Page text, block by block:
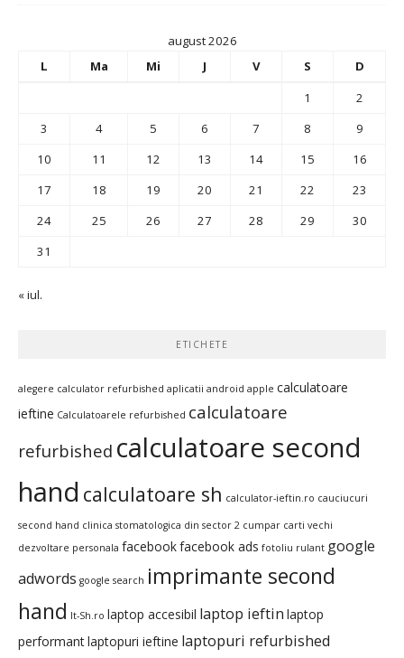
august 2026
L
Ma Mi J V S
D
1
2
3
4 5 6 7 8
9
10
11 12 13 14 15
16
17
18 19 20 21 22
23
24
25 26 27 28 29
30
31
« iul.
ETICHETE
alegere calculator refurbished aplicatii android apple calculatoare
ieftine Calculatoarele refurbished calculatoare
refurbished calculatoare second
hand calculatoare sh calculator-ieftin.ro cauciucuri
second hand clinica stomatologica din sector 2 cumpar carti vechi
dezvoltare personala facebookfacebook ads fotoliu rulant google
adwords google search imprimante second
hand It-Sh.ro laptop accesibil laptop ieftin laptop
performantlaptopuri ieftine laptopuri refurbished